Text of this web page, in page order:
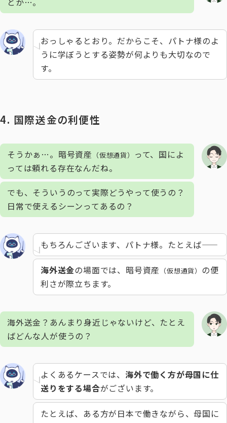
おっしゃるとおり。だからこそ、パトナ様のよ
うに学ぼうとする姿勢が何よりも大切なので
す。
4. 国際送金の利便性
そうかぁ…。暗号資産 （仮想通貨）
って、国によ
っては頼れる存在なんだね。
でも、そういうのって実際どうやって使うの？
日常で使えるシーンってあるの？
もちろんございます、パトナ様。たとえば――
海外送金の場面では、暗号資産 （仮想通貨） の便
利さが際立ちます。
海外送金？あんまり身近じゃないけど、たとえ
ばどんな人が使うの？
よくあるケースでは、 海外で働く方が母国に仕
送りをする場合がございます。
たとえば、ある方が日本で働きながら、母国に